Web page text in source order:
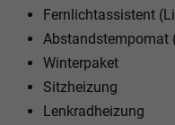
Fernlichtassistent
Abstandstempomat
Winterpaket
Sitzheizung
Lenkradheizung